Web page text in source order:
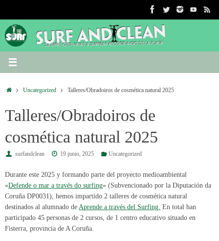
contenido
InicioUncategorized Talleres/Obradoiros de cosmética natural 2025
Talleres/Obradoiros de
cosmética natural 2025
surfandclean 19 junio, 2025 Uncategorized
Durante este 2025 y formando parte del proyecto medioambiental
«Defende o mar a través do surfing» (Subvencionado por la Diputación da
Coruña DP0031), hemos impartido 2 talleres de cosmética natural
destinados al alumnado de Aprende a través del Surfing. En total han
participado 45 personas de 2 cursos, de 1 centro educativo situado en
Fisterra, provincia de A Coruña.